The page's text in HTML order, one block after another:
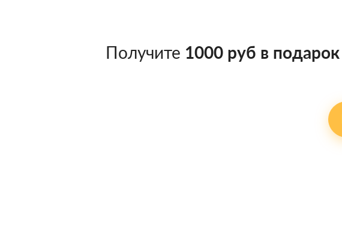
Получите 1000 руб в подарок